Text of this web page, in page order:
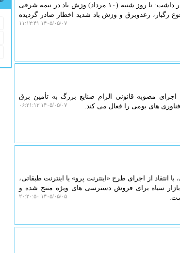
به گزارش ایزو وب، یک مقام مسئول سازمان هواشناسی اظهار داشت: تا روز شنبه (۱۰ مرداد) وزش باد در نیمه شرقی
رگبار، رعدوبرق و وزش باد شدید اخطار صادر گردیده
۱۴۰۵/۰۵/۰۷ ۱۱:۱۲:۴۱
مصوبه قانونی الزام صنایع بزرگ به تأمین برق
های بومی را فعال می کند.
۱۴۰۵/۰۵/۰۷ ۰۶:۲۱:۱۳
از اجرای طرح «اینترنت پرو» یا اینترنت طبقاتی،
سیاه برای فروش دسترسی های ویژه منتج شده و
۱۴۰۵/۰۵/۰۵ ۲۰:۲۰:۵۰